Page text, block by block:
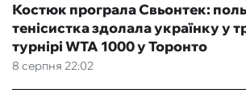
8 серпня 22:02
Костюк програла Свьонтек:
тенісистка здолала українку у
турнірі WTA 1000 у Торонто